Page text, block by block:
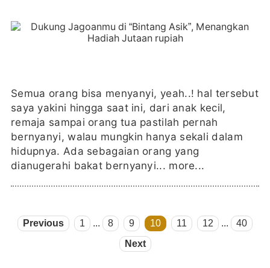
Semua orang bisa menyanyi, yeah..! hal tersebut
saya yakini hingga saat ini, dari anak kecil,
remaja sampai orang tua pastilah pernah
bernyanyi, walau mungkin hanya sekali dalam
hidupnya. Ada sebagaian orang yang
dianugerahi bakat bernyanyi... more...
Previous 1 ... 8 9 10 11 12 ...
40
Next